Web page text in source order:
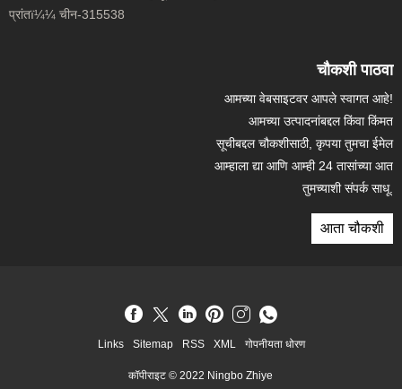
प्रांतï¼¼ चीन-315538
चौकशी पाठवा
आमच्या वेबसाइटवर आपले स्वागत आहे!
आमच्या उत्पादनांबद्दल किंवा किंमत
सूचीबद्दल चौकशीसाठी, कृपया तुमचा ईमेल
आम्हाला द्या आणि आम्ही 24 तासांच्या आत
तुमच्याशी संपर्क साधू.
आता चौकशी
Links Sitemap RSS XML गोपनीयता धोरण
कॉपीराइट © 2022 Ningbo Zhiye